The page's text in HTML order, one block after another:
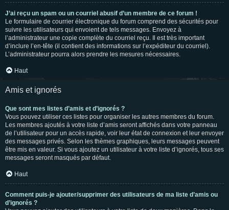
J’ai reçu un spam ou un courriel abusif d’un membre de ce forum !
Le formulaire de courrier électronique du forum comprend des sécurités pour
suivre les utilisateurs qui envoient de tels messages. Envoyez à
l’administrateur une copie complète du courriel reçu. Il est très important
d’inclure l’en-tête (il contient des informations sur l’expéditeur du courriel).
L’administrateur pourra alors prendre les mesures nécessaires.
Haut
Amis et ignorés
Que sont mes listes d’amis et d’ignorés ?
Vous pouvez utiliser ces listes pour organiser les autres membres du forum.
Les membres ajoutés à votre liste d’amis seront affichés dans votre panneau
de l’utilisateur pour un accès rapide, voir leur état de connexion et leur envoyer
des messages privés. Selon les thèmes graphiques, leurs messages peuvent
être mis en valeur. Si vous ajoutez un utilisateur à votre liste d’ignorés, tous ses
messages seront masqués par défaut.
Haut
Comment puis-je ajouter/supprimer des utilisateurs de ma liste d’amis ou
d’ignorés ?